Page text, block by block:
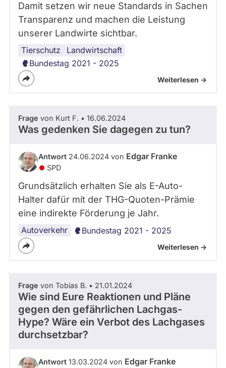
Damit setzen wir neue Standards in Sachen
Transparenz und machen die Leistung
unserer Landwirte sichtbar.
Tierschutz
Landwirtschaft
Bundestag 2021 - 2025
Weiterlesen ->
Frage von Kurt F. • 16.06.2024
Was gedenken Sie dagegen zu tun?
Antwort 24.06.2024 von Edgar Franke
SPD
Grundsätzlich erhalten Sie als E-Auto-
Halter dafür mit der THG-Quoten-Prämie
eine indirekte Förderung je Jahr.
Autoverkehr Bundestag 2021 - 2025
Weiterlesen ->
Frage von Tobias B. • 21.01.2024
Wie sind Eure Reaktionen und Pläne
gegen den gefährlichen Lachgas-
Hype? Wäre ein Verbot des Lachgases
durchsetzbar?
Antwort 13.03.2024 von Edgar Franke